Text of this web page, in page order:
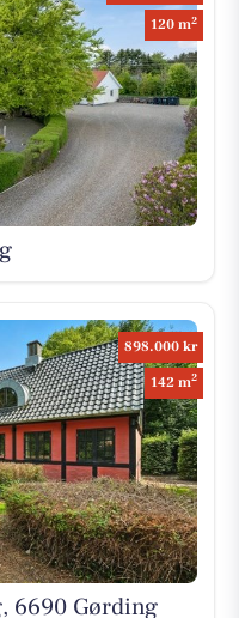
120 m2
898.000 kr
142 m2
6690 Gørding